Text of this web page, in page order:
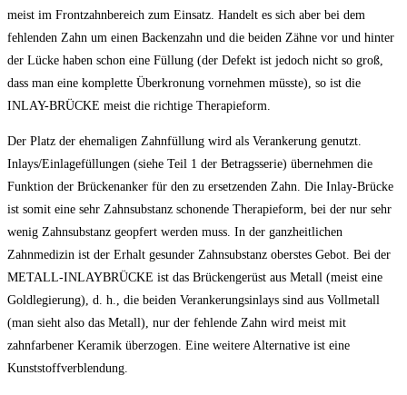
meist im Frontzahnbereich zum Einsatz. Handelt es sich aber bei dem
fehlenden Zahn um einen Backenzahn und die beiden Zähne vor und hinter
der Lücke haben schon eine Füllung (der Defekt ist jedoch nicht so groß,
dass man eine komplette Überkronung vornehmen müsste), so ist die
INLAY-BRÜCKE meist die richtige Therapieform.
Der Platz der ehemaligen Zahnfüllung wird als Verankerung genutzt.
Inlays/Einlagefüllungen (siehe Teil 1 der Betragsserie) übernehmen die
Funktion der Brückenanker für den zu ersetzenden Zahn. Die Inlay-Brücke
ist somit eine sehr Zahnsubstanz schonende Therapieform, bei der nur sehr
wenig Zahnsubstanz geopfert werden muss. In der ganzheitlichen
Zahnmedizin ist der Erhalt gesunder Zahnsubstanz oberstes Gebot. Bei der
METALL-INLAYBRÜCKE ist das Brückengerüst aus Metall (meist eine
Goldlegierung), d. h., die beiden Verankerungsinlays sind aus Vollmetall
(man sieht also das Metall), nur der fehlende Zahn wird meist mit
zahnfarbener Keramik überzogen. Eine weitere Alternative ist eine
Kunststoffverblendung.